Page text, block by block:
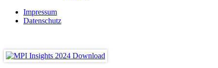
Impressum
Datenschutz